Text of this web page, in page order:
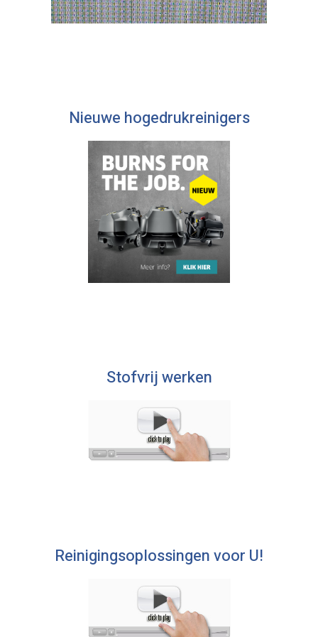
Nieuwe hogedrukreinigers
Stofvrij werken
Reinigingsoplossingen voor U!